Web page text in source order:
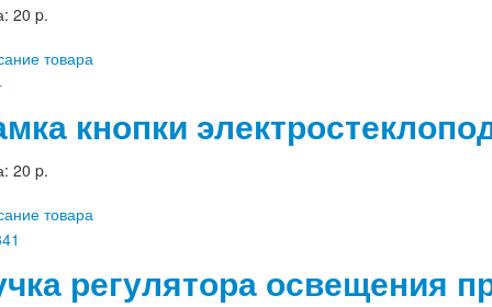
20 p.
товара
кнопки
20 p.
товара
регулятора освещения